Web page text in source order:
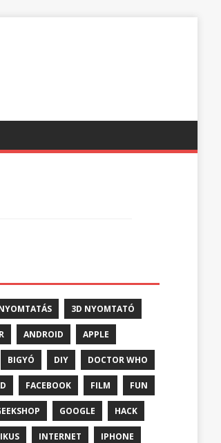
3D NYOMTATÓ
ANDROID APPLE
BIGYÓ DIY DOCTOR WHO
FACEBOOK FILM FUN
GOOGLE HACK
INTERNET IPHONE